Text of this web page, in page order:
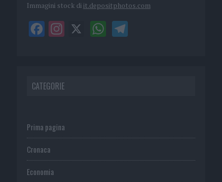
Immagini stock di it.depositphotos.com
CATEGORIE
Prima pagina
Cronaca
Economia